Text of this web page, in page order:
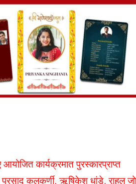
आयोजित कार्यक्रमात पुरस्कारप्राप्त
कुलकर्णी, ऋषिकेश धांडे, राहुल